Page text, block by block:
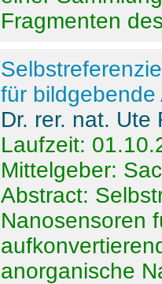
Fragmenten
für
Dr. rer. nat. Ute
Laufzeit:
Mittelgeber:
Abstract:
Nanosensoren
anorganische